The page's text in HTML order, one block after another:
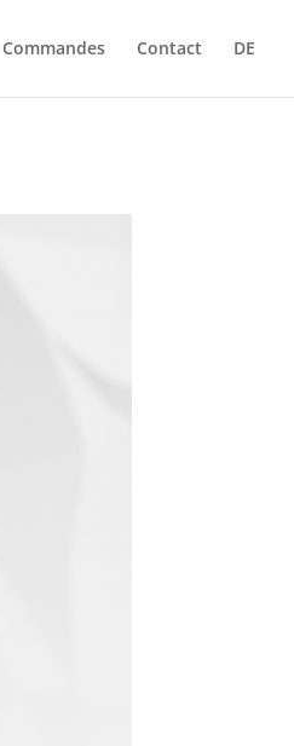
Commandes Contact DE